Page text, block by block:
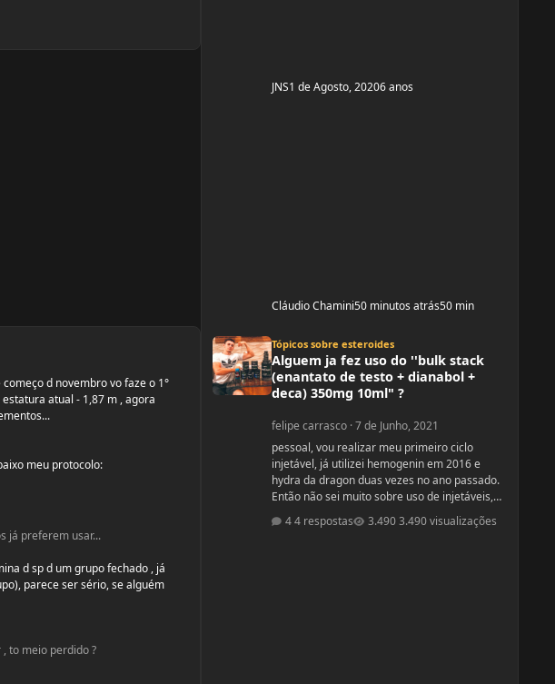
d novembro vo faze o 1°
atual - 1,87 m , agora
meu protocolo:
já preferem usar...
d sp d um grupo fechado , já
parece ser sério, se alguém
to meio perdido ?
JNS1 de Agosto, 20206 anos
Cláudio Chamini50 minutos atrás50 min
Tópicos sobre esteroides
Alguem ja fez uso do ''bulk stack
(enantato de testo + dianabol +
deca) 350mg 10ml" ?
felipe carrasco·7 de Junho, 2021
pessoal, vou realizar meu primeiro ciclo
injetável, já utilizei hemogenin em 2016 e
hydra da dragon duas vezes no ano passado.
Então não sei muito sobre uso de injetáveis,
gostaria de opiniões de vcs e ajudas tbm são
bem vindas estava procurando e achei esse
4 respostas 3.490 visualizações